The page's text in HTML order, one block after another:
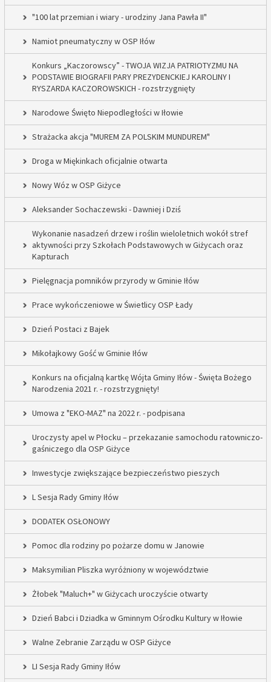
"100 lat przemian i wiary - urodziny Jana Pawła II"
Namiot pneumatyczny w OSP Iłów
Konkurs „Kaczorowscy” - TWOJA WIZJA PATRIOTYZMU NA
PODSTAWIE BIOGRAFII PARY PREZYDENCKIEJ KAROLINY I
RYSZARDA KACZOROWSKICH - rozstrzygnięty
Narodowe Święto Niepodległości w Iłowie
Strażacka akcja "MUREM ZA POLSKIM MUNDUREM"
Droga w Miękinkach oficjalnie otwarta
Nowy Wóz w OSP Giżyce
Aleksander Sochaczewski - Dawniej i Dziś
Wykonanie nasadzeń drzew i roślin wieloletnich wokół stref
aktywności przy Szkołach Podstawowych w Giżycach oraz
Kapturach
Pielęgnacja pomników przyrody w Gminie Iłów
Prace wykończeniowe w Świetlicy OSP Łady
Dzień Postaci z Bajek
Mikołajkowy Gość w Gminie Iłów
Konkurs na oficjalną kartkę Wójta Gminy Iłów - Święta Bożego
Narodzenia 2021 r. - rozstrzygnięty!
Umowa z "EKO-MAZ" na 2022 r. - podpisana
Uroczysty apel w Płocku – przekazanie samochodu ratowniczo-
gaśniczego dla OSP Giżyce
Inwestycje zwiększające bezpieczeństwo pieszych
L Sesja Rady Gminy Iłów
DODATEK OSŁONOWY
Pomoc dla rodziny po pożarze domu w Janowie
Maksymilian Pliszka wyróżniony w województwie
Żłobek "Maluch+" w Giżycach uroczyście otwarty
Dzień Babci i Dziadka w Gminnym Ośrodku Kultury w Iłowie
Walne Zebranie Zarządu w OSP Giżyce
LI Sesja Rady Gminy Iłów